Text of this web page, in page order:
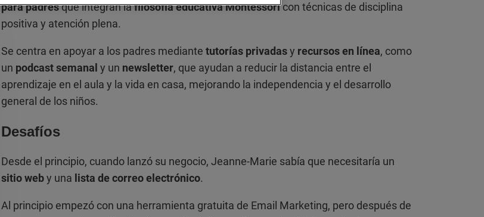
para padresque integran lafilosofía educativa Montessoricon técnicas de disciplina
positiva y atención plena.
Se centra en apoyar a los padres mediante tutorías privadasy recursos en línea, como
un podcast semanal y un newsletter, que ayudan a reducir la distancia entre el
aprendizaje en el aula y la vida en casa, mejorando la independencia y el desarrollo
general de los niños.
Desafíos
Desde el principio, cuando lanzó su negocio, Jeanne-Marie sabía que necesitaría un
sitio weby una lista de correo electrónico.
Al principio empezó con una herramienta gratuita de Email Marketing, pero después de